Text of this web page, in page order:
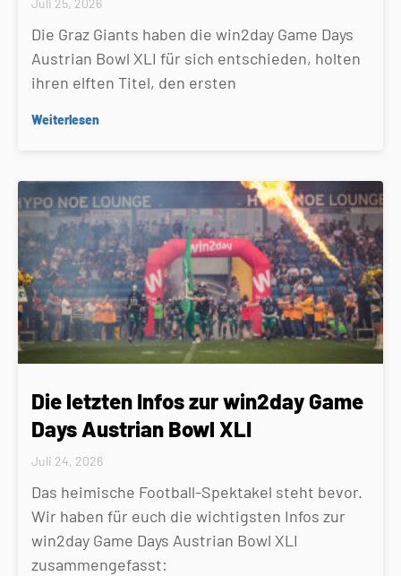
Juli 25, 2026
Die Graz Giants haben die win2day Game Days
Austrian Bowl XLI für sich entschieden, holten
ihren elften Titel, den ersten
Weiterlesen
Die letzten Infos zur win2day Game
Days Austrian Bowl XLI
Juli 24, 2026
Das heimische Football-Spektakel steht bevor.
Wir haben für euch die wichtigsten Infos zur
win2day Game Days Austrian Bowl XLI
zusammengefasst: